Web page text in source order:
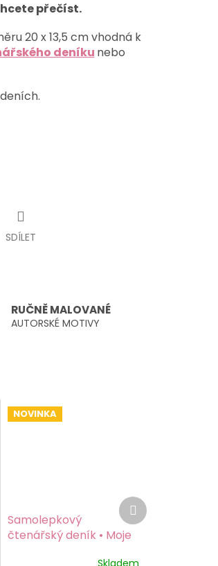
přečíst.
20 x 13,5 cm vhodná k
deníku nebo
SDÍLET
RUČNĚ MALOVANÉ
AUTORSKÉ MOTIVY
NOVINKA
Samolepkový
čtenářský deník • Moje
Další
produkt